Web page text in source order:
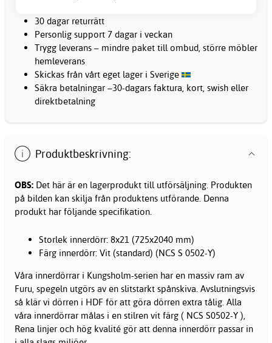
30 dagar returrätt
Personlig support 7 dagar i veckan
Trygg leverans – mindre paket till ombud, större möbler
hemleverans
Skickas från vårt eget lager i Sverige
Säkra betalningar –30-dagars faktura, kort, swish eller
direktbetalning
Produktbeskrivning:
OBS: Det här är en lagerprodukt till utförsäljning. Produkten
på bilden kan skilja från produktens utförande. Denna
produkt har följande specifikation.
Storlek innerdörr: 8x21 (725x2040 mm)
Färg innerdörr: Vit (standard) (NCS S 0502-Y)
Våra innerdörrar i Kungsholm-serien har en massiv ram av
Furu, spegeln utgörs av en slitstarkt spånskiva. Avslutningsvis
så klär vi dörren i HDF för att göra dörren extra tålig. Alla
våra innerdörrar målas i en stilren vit färg ( NCS S0502-Y ),
Rena linjer och hög kvalité gör att denna innerdörr passar in